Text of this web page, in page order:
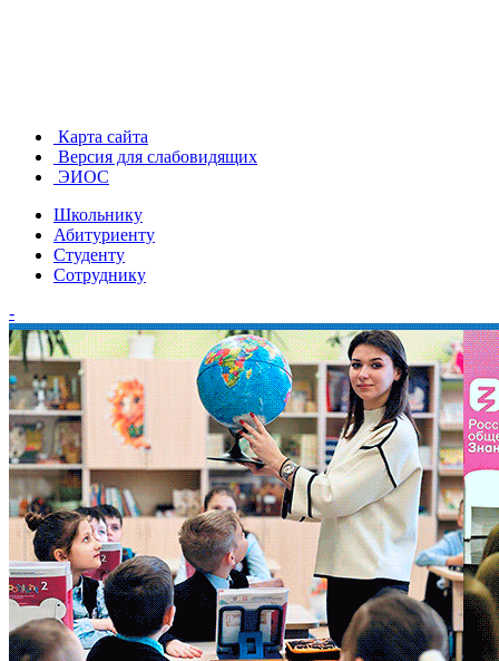
Карта сайта
Версия для слабовидящих
ЭИОС
Школьнику
Абитуриенту
Студенту
Сотруднику
-